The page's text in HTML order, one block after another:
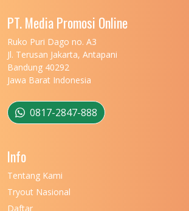
UNIVERSITAS MALIKUSSALEH
UNIVERSITAS MARITIM RAJA ALI HAJI
UNIVERSITAS MATARAM
UNIVERSITAS MULAWARMAN
UNIVERSITAS MUSAMUS
UNIVERSITAS NEGERI KHAIRUN
PT. Media Promosi Online
Ruko Puri Dago no. A3
Jl. Terusan Jakarta, Antapani
Bandung 40292
Jawa Barat Indonesia
0817-2847-888
Info
Tentang Kami
Tryout Nasional
Daftar